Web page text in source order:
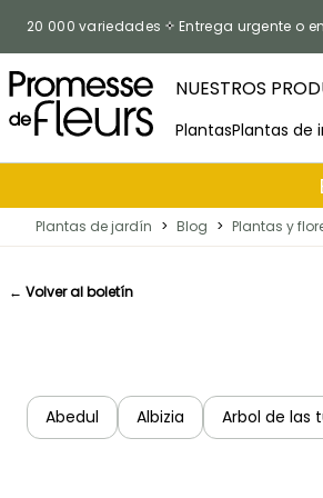
20 000 variedades Entrega urgente o
NUESTROS
PlantasPlantas de
Plantas de jardín > Blog > Plantas y
← Volver al boletín
Abedul Albizia Arbol de las